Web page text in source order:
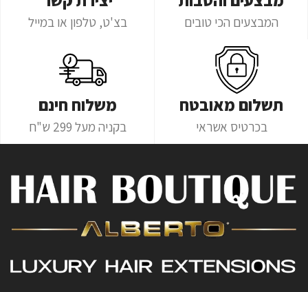
המבצעים הכי טובים בצ'ט, טלפון או במייל
תשלום מאובטח
בכרטיס אשראי
משלוח חינם
בקניה מעל 299 ש"ח